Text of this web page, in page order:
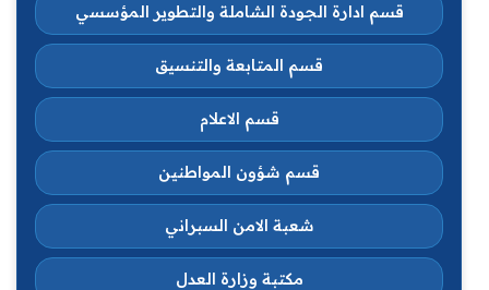
قسم ادارة الجودة الشاملة والتطوير المؤسسي
قسم المتابعة والتنسيق
قسم الاعلام
قسم شؤون المواطنين
شعبة الامن السبراني
مكتبة وزارة العدل